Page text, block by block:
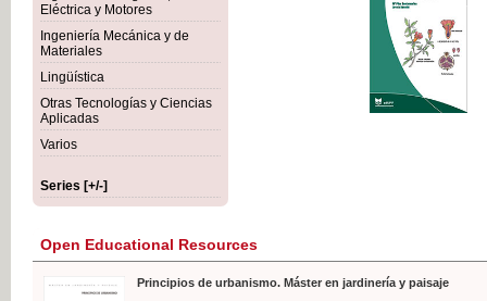
Eléctrica y Motores
Ingeniería Mecánica y de
Materiales
Lingüística
Otras Tecnologías y Ciencias
Aplicadas
Varios
Series [+/-]
VAT
Open Educational Resources
Principios de urbanismo. Máster en jardinería y paisaje